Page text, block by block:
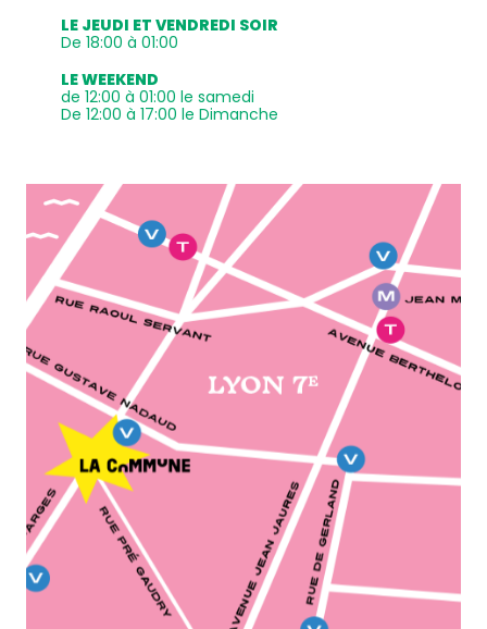
LE JEUDI ET VENDREDI SOIR
De 18:00 à 01:00
LE WEEKEND
de 12:00 à 01:00 le samedi
De 12:00 à 17:00 le Dimanche